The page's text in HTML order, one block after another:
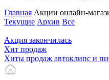
Главная Акции онлайн-
Текущие Архив Все
Акция закончилась
Хит продаж
Хиты продаж автоклипс и